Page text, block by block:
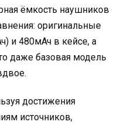
ёмкость наушников
оригинальные
и 480мАч в кейсе, а
даже базовая модель
достижения
источников,